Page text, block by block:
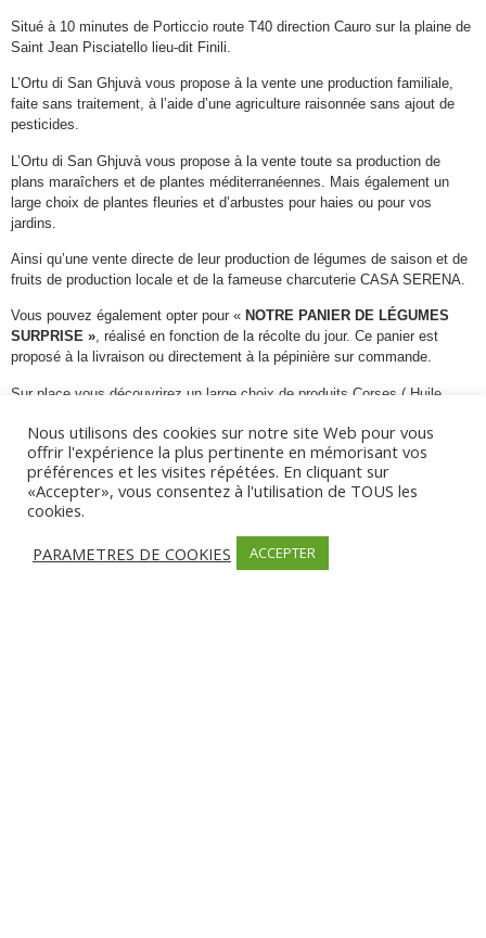
Situé à 10 minutes de Porticcio route T40 direction Cauro sur la plaine de
Saint Jean Pisciatello lieu-dit Finili.
L’Ortu di San Ghjuvà vous propose à la vente une production familiale,
faite sans traitement, à l’aide d’une agriculture raisonnée sans ajout de
pesticides.
L’Ortu di San Ghjuvà vous propose à la vente toute sa production de
plans maraîchers et de plantes méditerranéennes. Mais également un
large choix de plantes fleuries et d’arbustes pour haies ou pour vos
jardins.
Ainsi qu’une vente directe de leur production de légumes de saison et de
fruits de production locale et de la fameuse charcuterie CASA SERENA.
Vous pouvez également opter pour « NOTRE PANIER DE LÉGUMES
SURPRISE », réalisé en fonction de la récolte du jour. Ce panier est
proposé à la livraison ou directement à la pépinière sur commande.
Sur place vous découvrirez un large choix de produits Corses ( Huile
Producteurs et Domaines Viticoles et agricoles
Nous utilisons des cookies sur notre site Web pour vous
offrir l'expérience la plus pertinente en mémorisant vos
préférences et les visites répétées. En cliquant sur
«Accepter», vous consentez à l'utilisation de TOUS les
cookies.
PARAMETRES DE COOKIES
ACCEPTER